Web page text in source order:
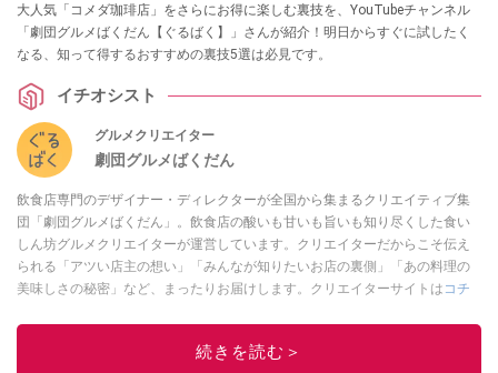
大人気「コメダ珈琲店」をさらにお得に楽しむ裏技を、YouTubeチャンネル
「劇団グルメばくだん【ぐるばく】」さんが紹介！明日からすぐに試したく
なる、知って得するおすすめの裏技5選は必見です。
イチオシスト
グルメクリエイター
劇団グルメばくだん
飲食店専門のデザイナー・ディレクターが全国から集まるクリエイティブ集
団「劇団グルメばくだん」。飲食店の酸いも甘いも旨いも知り尽くした食い
しん坊グルメクリエイターが運営しています。クリエイターだからこそ伝え
られる「アツい店主の想い」「みんなが知りたいお店の裏側」「あの料理の
美味しさの秘密」など、まったりお届けします。クリエイターサイトは コチ
このイチオシストの他の記事を読む
続きを読む＞